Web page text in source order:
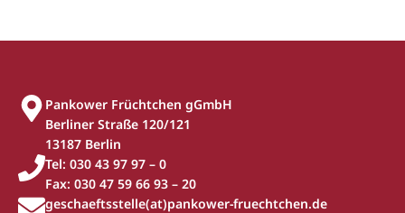
Pankower Früchtchen gGmbH
Berliner Straße 120/121
13187 Berlin
Tel: 030 43 97 97 – 0
Fax: 030 47 59 66 93 – 20
geschaeftsstelle(at)pankower-fruechtchen.de